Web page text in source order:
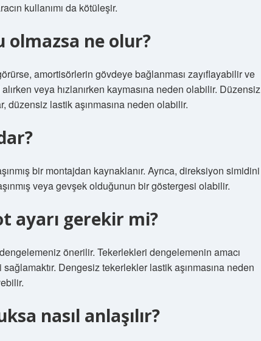
kullanımı da kötüleşir.
ne olur?
amortisörlerin gövdeye bağlanması zayıflayabilir ve
veya hızlanırken kaymasına neden olabilir. Düzensiz
düzensiz lastik aşınmasına neden olabilir.
bir montajdan kaynaklanır. Ayrıca, direksiyon simidini
veya gevşek olduğunun bir göstergesi olabilir.
ayarı gerekir mi?
önerilir. Tekerlekleri dengelemenin amacı
Dengesiz tekerlekler lastik aşınmasına neden
nasıl anlaşılır?